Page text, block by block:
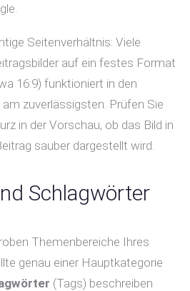
Seitenverhältnis: Viele
auf ein festes Format
16:9) funktioniert in den
zuverlässigsten. Prüfen Sie
in der Vorschau, ob das Bild in
sauber dargestellt wird.
Schlagwörter
Themenbereiche Ihres
genau einer Hauptkategorie
(Tags) beschreiben